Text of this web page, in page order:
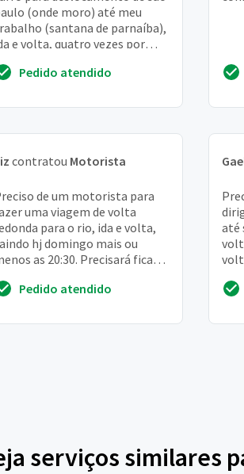
(onde moro) até meu
(santana de parnaíba),
e volta, quatro vezes por
médica e...
Pedido atendido
contratou Motorista
de um motorista para
uma viagem de volta
para o rio, ida e volta,
hj domingo mais ou
as 20:30. Precisará ficar
da manhã
Pedido atendido
até
serviços similares